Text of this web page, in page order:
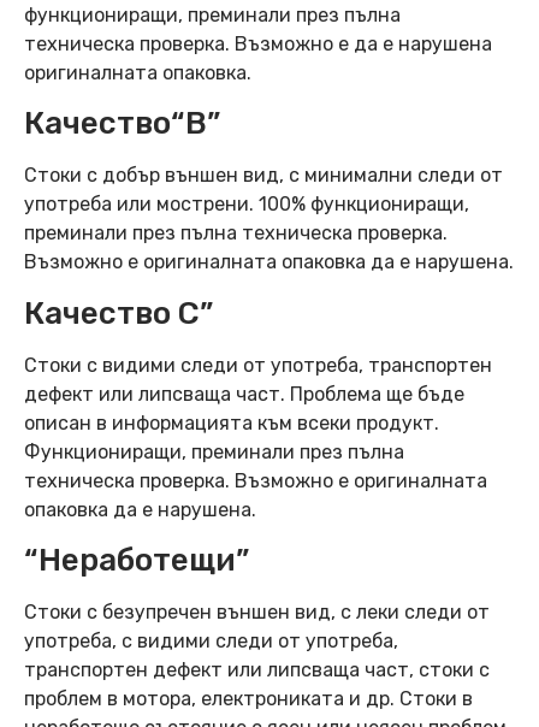
функциониращи, преминали през пълна
техническа проверка. Възможно е да е нарушена
оригиналната опаковка.
Качество“B”
Стоки с добър външен вид, с минимални следи от
употреба или мострени. 100% функциониращи,
преминали през пълна техническа проверка.
Възможно е оригиналната опаковка да е нарушена.
Качество C”
Стоки с видими следи от употреба, транспортен
дефект или липсваща част. Проблема ще бъде
описан в информацията към всеки продукт.
Функциониращи, преминали през пълна
техническа проверка. Възможно е оригиналната
опаковка да е нарушена.
“Неработещи”
Стоки с безупречен външен вид, с леки следи от
употреба, с видими следи от употреба,
транспортен дефект или липсваща част, стоки с
проблем в мотора, електрониката и др. Стоки в